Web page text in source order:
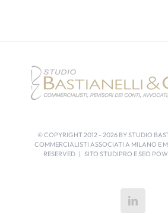
© COPYRIGHT 2012 - 2026 BY STUDIO
COMMERCIALISTI ASSOCIATI A MILANO E
RESERVED | SITO STUDIPRO E SEO